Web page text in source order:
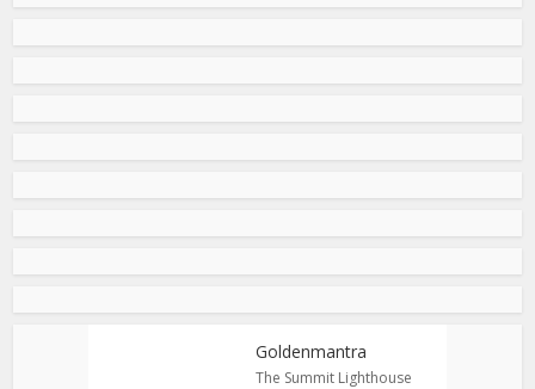
Goldenmantra
The Summit Lighthouse